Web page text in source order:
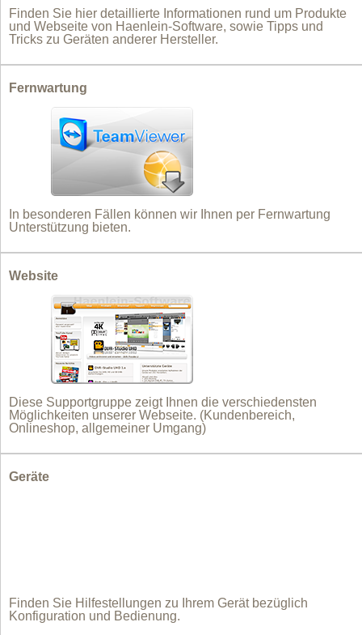
Finden Sie hier detaillierte Informationen rund um Produkte
und Webseite von Haenlein-Software, sowie Tipps und
Tricks zu Geräten anderer Hersteller.
Fernwartung
In besonderen Fällen können wir Ihnen per Fernwartung
Unterstützung bieten.
Website
Diese Supportgruppe zeigt Ihnen die verschiedensten
Möglichkeiten unserer Webseite. (Kundenbereich,
Onlineshop, allgemeiner Umgang)
Geräte
Finden Sie Hilfestellungen zu Ihrem Gerät bezüglich
Konfiguration und Bedienung.